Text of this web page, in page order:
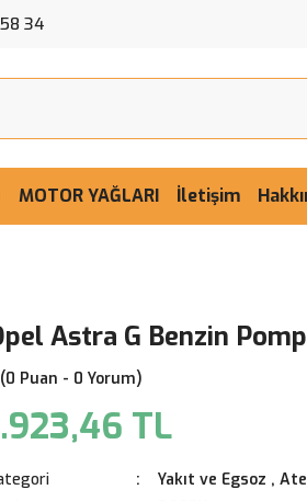
34
MOTOR YAĞLARI İletişim
Astra G Benzin
(0 Puan - 0 Yorum)
TL
Yakıt ve Egsoz ,